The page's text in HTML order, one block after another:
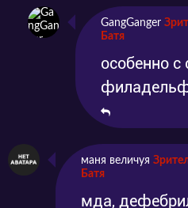
GangGanger
Батя
особенно с
маня величуя
Батя
мда,